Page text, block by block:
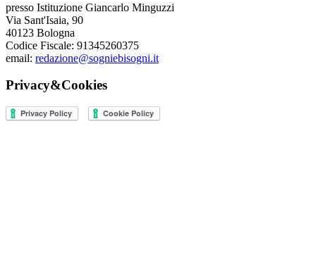
presso Istituzione Giancarlo Minguzzi
Via Sant'Isaia, 90
40123 Bologna
Codice Fiscale: 91345260375
email: redazione@sogniebisogni.it
Privacy&Cookies